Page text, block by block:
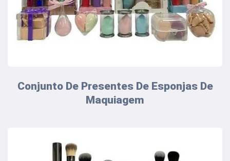
Conjunto De Presentes De Esponjas De
Maquiagem